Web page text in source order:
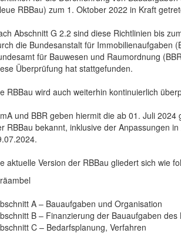
RBBau) zum 1. Oktober 2022 in Kraft
Abschnitt G 2.2 sind diese Richtlinien bis
die Bundesanstalt für Immobilienaufgaben
für Bauwesen und Raumordnung
Überprüfung hat stattgefunden.
RBBau wird auch weiterhin kontinuierlich
und BBR geben hiermit die ab 01. Juli 2024
RBBau bekannt, inklusive der Anpassungen
aktuelle Version der RBBau gliedert sich wie
A – Bauaufgaben und Organisation
B – Finanzierung der Bauaufgaben des
C – Bedarfsplanung, Verfahren